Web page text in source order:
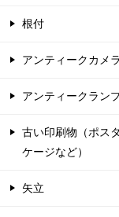
根付
アンティークカメラ
アンティークラン
古い印刷物（ポス
ケージなど）
矢立